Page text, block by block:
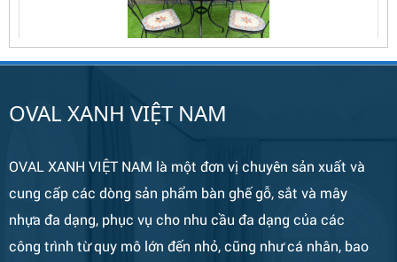
OVAL XANH VIỆT NAM
OVAL XANH VIỆT NAM là một đơn vị chuyên sản xuất và
cung cấp các dòng sản phẩm bàn ghế gỗ, sắt và mây
nhựa đa dạng, phục vụ cho nhu cầu đa dạng của các
công trình từ quy mô lớn đến nhỏ, cũng như cá nhân, bao